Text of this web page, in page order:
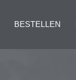
BESTELLEN